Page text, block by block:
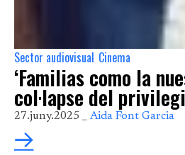
Sector audiovisual Cinema
‘Familias como la
col·lapse del
27.juny.2025 _ Aida Font Garcia